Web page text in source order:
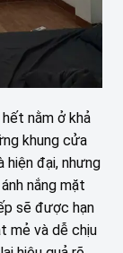
nằm ở khả
khung cửa
hiện đại, nhưng
nắng mặt
sẽ được hạn
mẻ và dễ chịu